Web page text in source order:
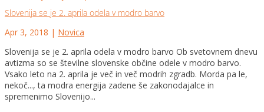
Slovenija se je 2. aprila odela v modro barvo
Apr 3, 2018 | Novica
Slovenija se je 2. aprila odela v modro barvo Ob svetovnem dnevu
avtizma so se številne slovenske občine odele v modro barvo.
Vsako leto na 2. aprila je več in več modrih zgradb. Morda pa le,
nekoč..., ta modra energija zadene še zakonodajalce in
spremenimo Slovenijo...